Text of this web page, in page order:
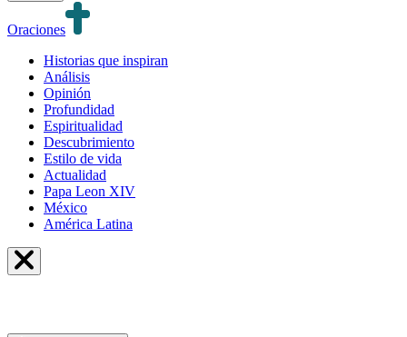
Oraciones
Historias que inspiran
Análisis
Opinión
Profundidad
Espiritualidad
Descubrimiento
Estilo de vida
Actualidad
Papa Leon XIV
México
América Latina